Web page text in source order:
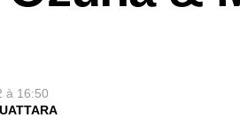
à 16:50